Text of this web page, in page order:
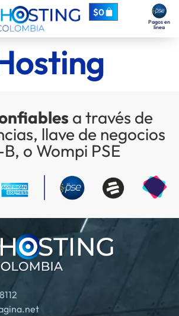
$0
Pagos en
línea
a través de
llave de negocios
o Wompi PSE